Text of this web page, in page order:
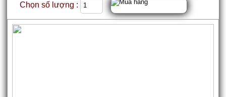
Chọn số lượng :